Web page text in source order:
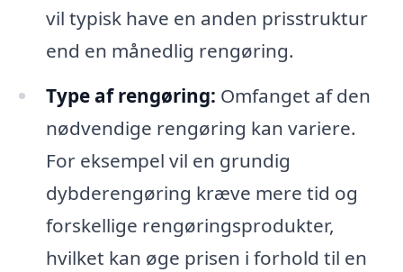
vil typisk have en anden prisstruktur
end en månedlig rengøring.
Type af rengøring: Omfanget af den
nødvendige rengøring kan variere.
For eksempel vil en grundig
dybderengøring kræve mere tid og
forskellige rengøringsprodukter,
hvilket kan øge prisen i forhold til en